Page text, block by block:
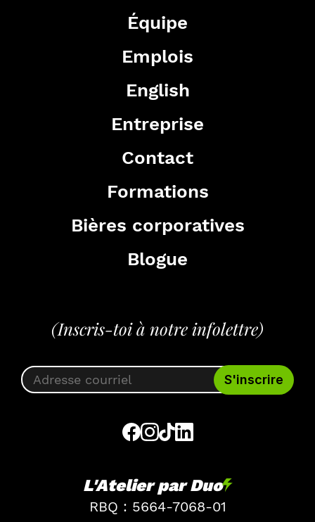
Équipe
Emplois
English
Entreprise
Contact
Formations
Bières corporatives
Blogue
(Inscris-toi à notre infolettre)
L'Atelier par Duo
RBQ : 5664-7068-01